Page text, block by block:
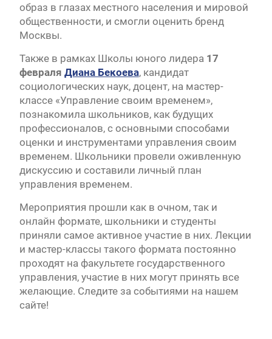
образ в глазах местного населения и мировой
общественности, и смогли оценить бренд
Москвы.
Также в рамках Школы юного лидера 17
февраля Диана Бекоева, кандидат
социологических наук, доцент, на мастер-
классе «Управление своим временем»,
познакомила школьников, как будущих
профессионалов, с основными способами
оценки и инструментами управления своим
временем. Школьники провели оживленную
дискуссию и составили личный план
управления временем.
Мероприятия прошли как в очном, так и
онлайн формате, школьники и студенты
приняли самое активное участие в них. Лекции
и мастер-классы такого формата постоянно
проходят на факультете государственного
управления, участие в них могут принять все
желающие. Следите за событиями на нашем
сайте!